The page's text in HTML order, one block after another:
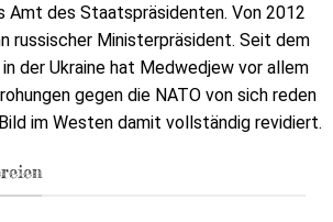
Amt des Staatspräsidenten. Von 2012
russischer Ministerpräsident. Seit dem
der Ukraine hat Medwedjew vor allem
gegen die NATO von sich reden
im Westen damit vollständig revidiert.